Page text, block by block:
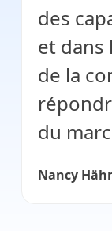
des
et
de la
du
Nancy